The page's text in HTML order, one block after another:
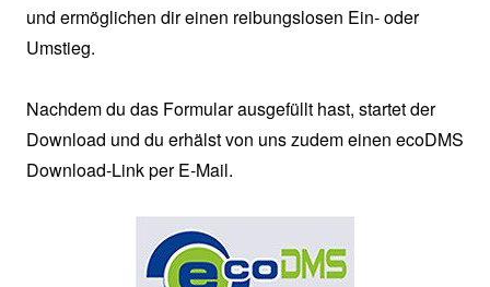
und ermöglichen dir einen reibungslosen Ein- oder
Umstieg.
Nachdem du das Formular ausgefüllt hast, startet der
Download und du erhälst von uns zudem einen ecoDMS
Download-Link per E-Mail.